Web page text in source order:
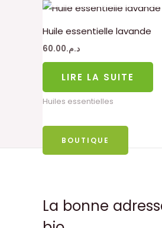
Huile essentielle lavande
د.م.60.00
LIRE LA SUITE
Huiles essentielles
BOUTIQUE
La bonne